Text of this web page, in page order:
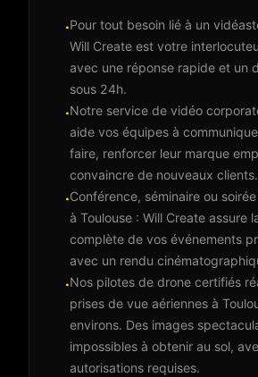
·Pour tout besoin lié à un
Will Create est votre
avec une réponse rapide et un
sous 24h.
·Notre service de vidéo
aide vos équipes à
faire, renforcer leur marque
convaincre de nouveaux clients.
·Conférence, séminaire ou
à Toulouse : Will Create assure
complète de vos événements
avec un rendu
·Nos pilotes de drone certifiés
prises de vue aériennes à
environs. Des images
impossibles à obtenir au sol,
autorisations requises.